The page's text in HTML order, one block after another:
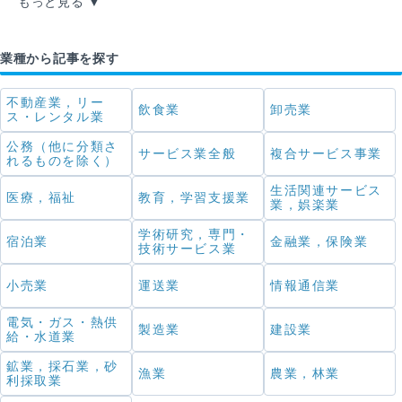
業種から記事を探す
不動産業，リー
ス・レンタル業
飲食業 卸売業
公務（他に分類さ
れるものを除く）
サービス業全般 複合サービス事業
医療，福祉 教育，学習支援業
生活関連サービス
業，娯楽業
宿泊業
学術研究，専門・
技術サービス業
金融業，保険業
小売業 運送業 情報通信業
電気・ガス・熱供
給・水道業
製造業 建設業
鉱業，採石業，砂
利採取業
漁業 農業，林業